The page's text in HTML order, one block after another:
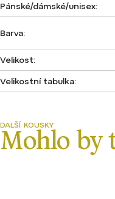
Pánské/dámské/unisex:
Barva:
Velikost:
Velikostní tabulka: